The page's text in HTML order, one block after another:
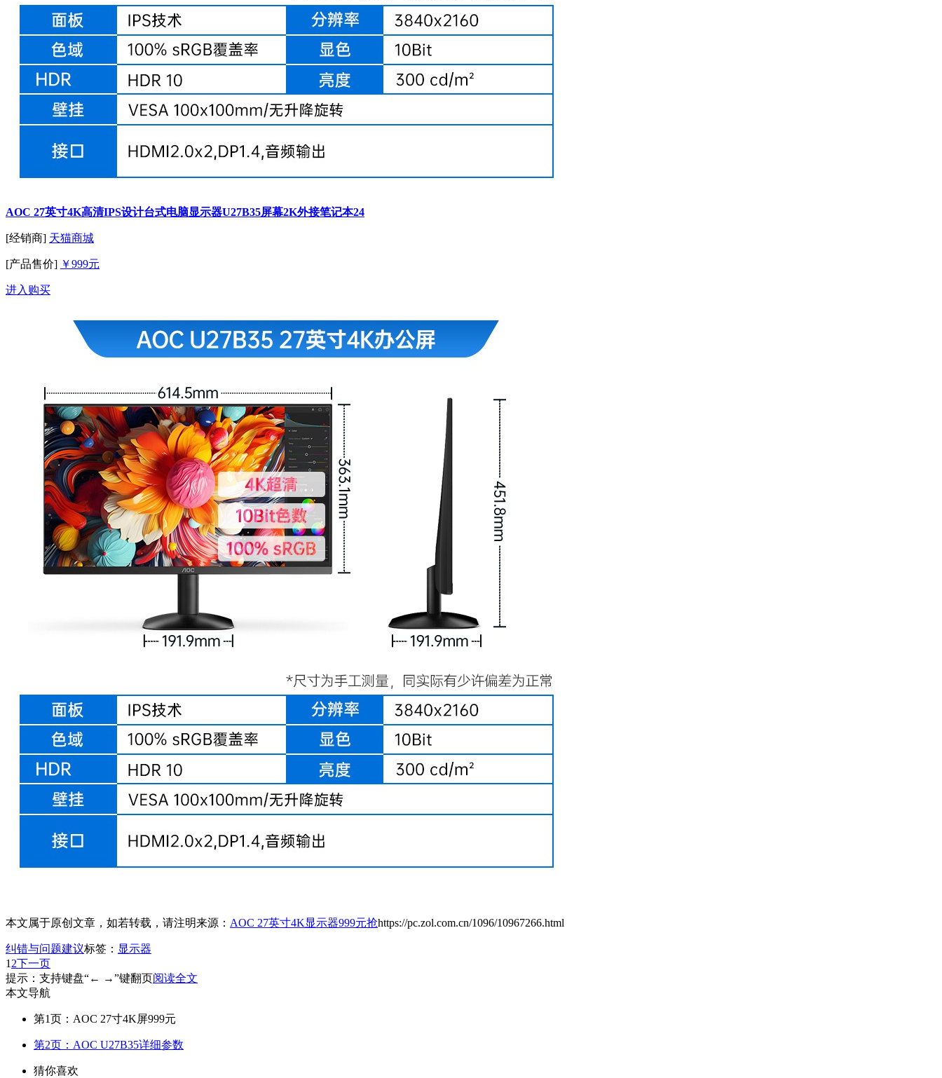
AOC 27英寸4K高清IPS设计台式电脑显示器U27B35屏幕2K外接笔记本24
[经销商] 天猫商城
[产品售价] ￥999元
进入购买
本文属于原创文章，如若转载，请注明来源： AOC 27英寸4K显示器999元抢https://pc.zol.com.cn/1096/10967266.html
纠错与问题建议标签： 显示器
1 2下一页
提示：支持键盘“← →”键翻页阅读全文
本文导航
第1页：AOC 27寸4K屏999元
第2页：AOC U27B35详细参数
猜你喜欢